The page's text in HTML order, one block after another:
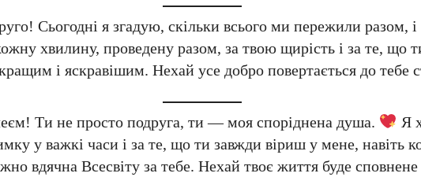
Сьогодні я згадую, скільки всього ми пережили разом,
хвилину, проведену разом, за твою щирість і за те,
і яскравішим. Нехай усе добро повертається до тебе
Ти не просто подруга, ти — моя споріднена душа.
Я
у важкі часи і за те, що ти завжди віриш у мене, навіть
вдячна Всесвіту за тебе. Нехай твоє життя буде сповнене